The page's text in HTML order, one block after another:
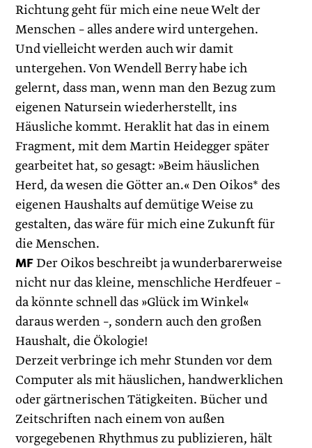
Richtung geht für mich eine neue Welt der
Menschen – ­alles andere wird untergehen.
Und vielleicht werden auch wir damit
untergehen. Von Wendell Berry habe ich
gelernt, dass man, wenn man den Bezug zum
eigenen Natursein wiederherstellt, ins
Häusliche kommt. Heraklit hat das in einem
Fragment, mit dem Martin Heidegger später
gearbeitet hat, so gesagt: »Beim häuslichen
Herd, da wesen die Götter an.« Den Oikos* des
eigenen Haushalts auf demütige Weise zu
gestalten, das wäre für mich eine Zukunft für
die Menschen.
MFDer Oikos beschreibt ja wunderbarerweise
nicht nur das kleine, menschliche Herdfeuer –
da könnte schnell das »Glück im Winkel«
daraus werden –, sondern auch den großen
Haushalt, die Ökologie!
Derzeit verbringe ich mehr Stunden vor dem
Computer als mit häuslichen, handwerklichen
oder gärtnerischen Tätigkeiten. Bücher und
Zeitschriften nach einem von außen
vorgegebenen Rhythmus zu publizieren, hält